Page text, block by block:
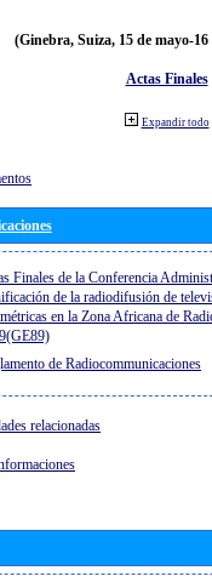
(Ginebra, Suiza, 15 de mayo-
Actas Finales
Expandir todo
Finales de la Conferencia
de la radiodifusión de
en la Zona Africana de
de Radiocommunicaciones
relacionadas